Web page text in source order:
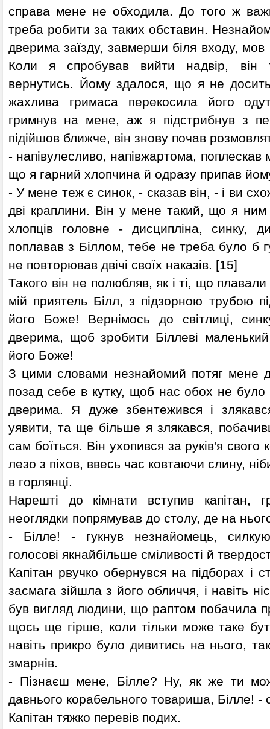
справа мене не обходила. До того ж
треба робити за таких обставин.
дверима заїзду, завмерши біля входу,
Коли я спробував вийти надвір, він
вернутись. Йому здалося, що я не
жахлива гримаса перекосила його
гримнув на мене, аж я підстрибнув з
підійшов ближче, він знову почав
- напівулесливо, напівжартома, поплескав
що я гарний хлопчина й одразу припав
- У мене теж є синок, - сказав він, - і ви
дві краплини. Він у мене такий, що я
хлопців головне - дисципліна, синку,
поплавав з Біллом, тебе не треба було б
не повторював двічі своїх наказів. [15]
Такого він не полюбляв, як і ті, що
мій приятель Білл, з підзорною трубою
його Боже! Вернімось до світлиці,
дверима, щоб зробити Біллеві
його Боже!
З цими словами незнайомий потяг мене
позад себе в кутку, щоб нас обох не було
дверима. Я дуже збентежився і
уявити, та ще більше я злякався,
сам боїться. Він ухопився за руків'я свого
лезо з піхов, ввесь час ковтаючи слину,
в горлянці.
Нарешті до кімнати вступив капітан,
неоглядки попрямував до столу, де на
- Білле! - гукнув незнайомець,
голосові якнайбільше сміливості й
Капітан рвучко обернувся на підборах і
засмага зійшла з його обличчя, і навіть
був вигляд людини, що раптом побачила
щось ще гірше, коли тільки може таке
навіть прикро було дивитись на нього,
змарнів.
- Пізнаєш мене, Білле? Ну, як же ти
давнього корабельного товариша, Білле! -
Капітан тяжко перевів подих.